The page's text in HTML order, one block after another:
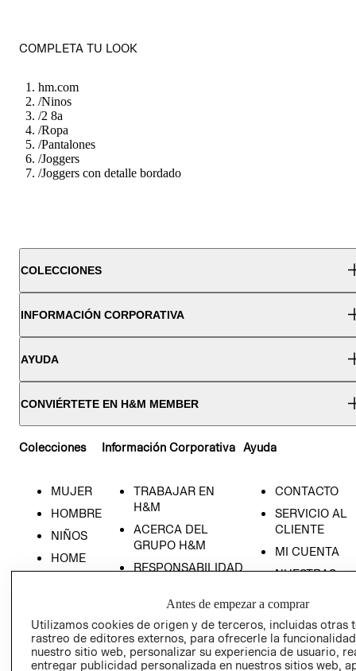
COMPLETA TU LOOK
hm.com
/Ninos
/2 8a
/Ropa
/Pantalones
/Joggers
/Joggers con detalle bordado
COLECCIONES
INFORMACIÓN CORPORATIVA
AYUDA
CONVIÉRTETE EN H&M MEMBER
Colecciones
MUJER
HOMBRE
NIÑOS
HOME
Información Corporativa
TRABAJAR EN
H&M
ACERCA DEL
GRUPO H&M
RESPONSABILIDAD
PRENSA
RELACIÓN CON
INVERSIONISTAS
POLÍTICA
Ayuda
CONTACTO
SERVICIO AL
CLIENTE
MI CUENTA
NUESTRAS
- RETIRO EN
TIENDA
TÉRMINOS Y
Antes de empezar a comprar
Utilizamos cookies de origen y de terceros, incluidas otras
rastreo de editores externos, para ofrecerle la
nuestro sitio web, personalizar su experiencia de usuario,
entregar publicidad personalizada en nuestros sitios web,